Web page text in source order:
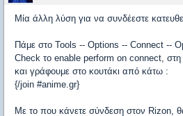
Μία άλλη λύση για να συνδέεστε
Πάμε στο Tools -- Options -- Connect --
Check το enable perform on connect, στη
και γράφουμε στο κουτάκι από κάτω :
{/join #anime.gr}
Με το που κάνετε σύνδεση στον Rizon,